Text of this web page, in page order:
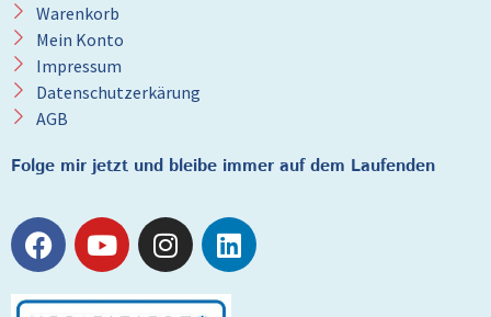
Warenkorb
Mein Konto
Impressum
Datenschutzerkärung
AGB
Folge mir jetzt und bleibe immer auf dem Laufenden